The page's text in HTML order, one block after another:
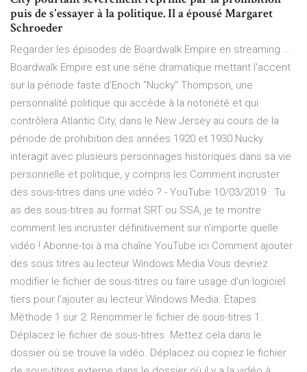
puis de s'essayer à la politique. Il a épousé Margaret
Schroeder
Regarder les épisodes de Boardwalk Empire en streaming ...
Boardwalk Empire est une série dramatique mettant l'accent
sur la période faste d'Enoch "Nucky" Thompson, une
personnalité politique qui accède à la notoriété et qui
contrôlera Atlantic City, dans le New Jersey au cours de la
période de prohibition des années 1920 et 1930.Nucky
interagit avec plusieurs personnages historiques dans sa vie
personnelle et politique, y compris les Comment incruster
des sous-titres dans une vidéo ? - YouTube 10/03/2019 · Tu
as des sous-titres au format SRT ou SSA, je te montre
comment les incruster définitivement sur n'importe quelle
vidéo ! Abonne-toi à ma chaîne YouTube ici Comment ajouter
des sous titres au lecteur Windows Media Vous devriez
modifier le fichier de sous-titres ou faire usage d'un logiciel
tiers pour l'ajouter au lecteur Windows Media. Étapes.
Méthode 1 sur 2: Renommer le fichier de sous-titres 1.
Déplacez le fichier de sous-titres. Mettez cela dans le
dossier où se trouve la vidéo. Déplacez ou copiez le fichier